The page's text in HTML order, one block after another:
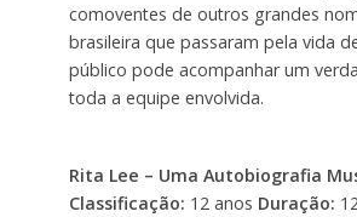
comoventes de outros grandes
brasileira que passaram pela vida
público pode acompanhar um
toda a equipe envolvida.
Rita Lee – Uma Autobiografia
Classificação: 12 anos Duração: